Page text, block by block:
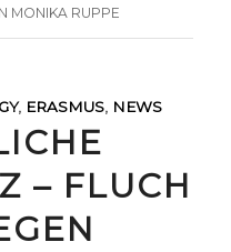
MONIKA RUPPE
, ERASMUS, NEWS
– FLUCH